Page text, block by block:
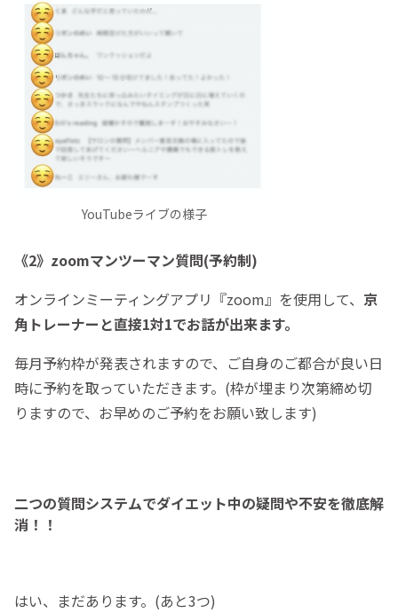
YouTubeライブの様子
《2》zoomマンツーマン質問(予約制)
オンラインミーティングアプリ『zoom』を使用して、 京
角トレーナーと直接1対1でお話が出来ます。
毎月予約枠が発表されますので、ご自身のご都合が良い日
時に予約を取っていただきます。(枠が埋まり次第締め切
りますので、お早めのご予約をお願い致します)
二つの質問システムでダイエット中の疑問や不安を徹底解
消！！
はい、まだあります。(あと3つ)